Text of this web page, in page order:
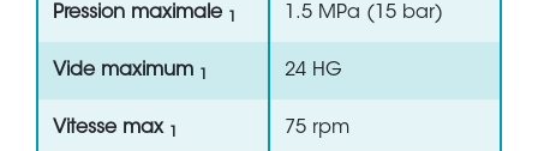
Pression maximale 1.5 MPa (15 bar)
Vide maximum 24 HG
Vitesse max 75 rpm